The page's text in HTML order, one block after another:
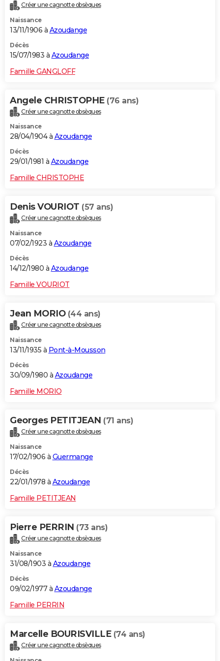
Créer une cagnotte obsèques
Naissance
13/11/1906 à Azoudange
Décès
15/07/1983 à Azoudange
Famille GANGLOFF
Angele CHRISTOPHE (76 ans)
Créer une cagnotte obsèques
Naissance
28/04/1904 à Azoudange
Décès
29/01/1981 à Azoudange
Famille CHRISTOPHE
Denis VOURIOT (57 ans)
Créer une cagnotte obsèques
Naissance
07/02/1923 à Azoudange
Décès
14/12/1980 à Azoudange
Famille VOURIOT
Jean MORIO (44 ans)
Créer une cagnotte obsèques
Naissance
13/11/1935 à Pont-à-Mousson
Décès
30/09/1980 à Azoudange
Famille MORIO
Georges PETITJEAN (71 ans)
Créer une cagnotte obsèques
Naissance
17/02/1906 à Guermange
Décès
22/01/1978 à Azoudange
Famille PETITJEAN
Pierre PERRIN (73 ans)
Créer une cagnotte obsèques
Naissance
31/08/1903 à Azoudange
Décès
09/02/1977 à Azoudange
Famille PERRIN
Marcelle BOURISVILLE (74 ans)
Créer une cagnotte obsèques